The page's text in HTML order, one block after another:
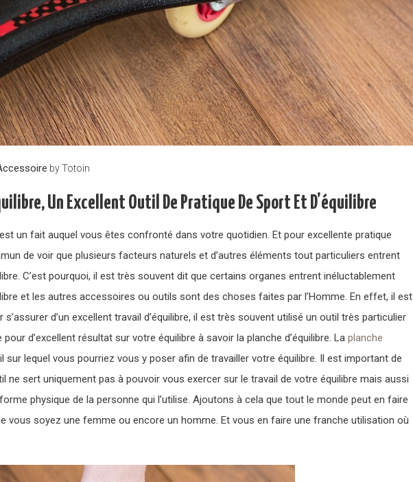
byTotoin
Un Excellent Outil De Pratique De Sport Et D’équilibre
est un fait auquel vous êtes confronté dans votre quotidien. Et pour excellente pratique
de voir que plusieurs facteurs naturels et d’autres éléments tout particuliers entrent
C’est pourquoi, il est très souvent dit que certains organes entrent inéluctablement
et les autres accessoires ou outils sont des choses faites par l’Homme. En effet, il est
d’un excellent travail d’équilibre, il est très souvent utilisé un outil très particulier
d’excellent résultat sur votre équilibre à savoir la planche d’équilibre. La planche
sur lequel vous pourriez vous y poser afin de travailler votre équilibre. Il est important de
ne sert uniquement pas à pouvoir vous exercer sur le travail de votre équilibre mais aussi
physique de la personne qui l’utilise. Ajoutons à cela que tout le monde peut en faire
vous soyez une femme ou encore un homme. Et vous en faire une franche utilisation où